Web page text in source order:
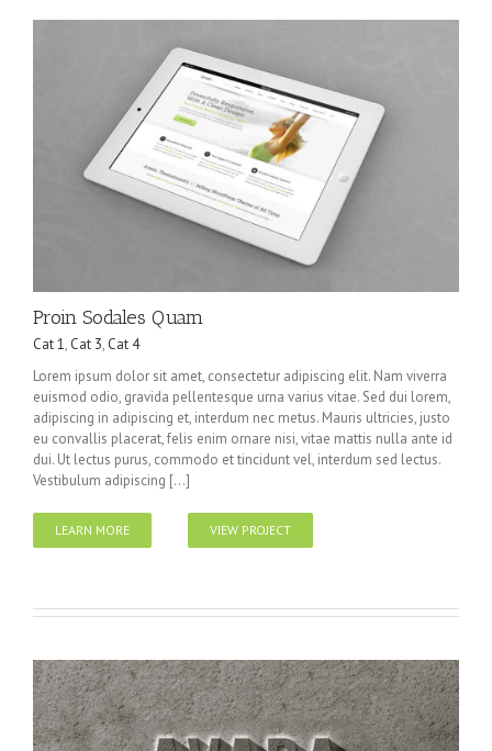
Proin Sodales Quam
Cat 1, Cat 3, Cat 4
Lorem ipsum dolor sit amet, consectetur adipiscing elit. Nam viverra
euismod odio, gravida pellentesque urna varius vitae. Sed dui lorem,
adipiscing in adipiscing et, interdum nec metus. Mauris ultricies, justo
eu convallis placerat, felis enim ornare nisi, vitae mattis nulla ante id
dui. Ut lectus purus, commodo et tincidunt vel, interdum sed lectus.
Vestibulum adipiscing [...]
LEARN MORE VIEW PROJECT